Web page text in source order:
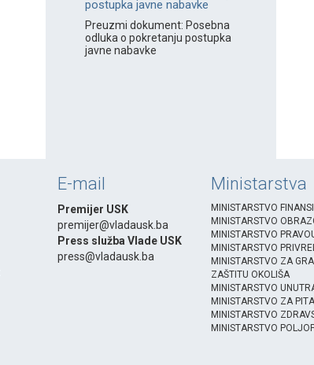
postupka javne nabavke
Preuzmi dokument: Posebna
odluka o pokretanju postupka
javne nabavke
E-mail
Premijer USK
premijer@vladausk.ba
Press služba Vlade USK
press@vladausk.ba
Ministarstva
MINISTARSTVO
MINISTARSTVO
MINISTARSTVO
MINISTARSTVO
MINISTARSTVO ZA
ZAŠTITU OKOLIŠA
MINISTARSTVO
MINISTARSTVO ZA
MINISTARSTVO
MINISTARSTVO